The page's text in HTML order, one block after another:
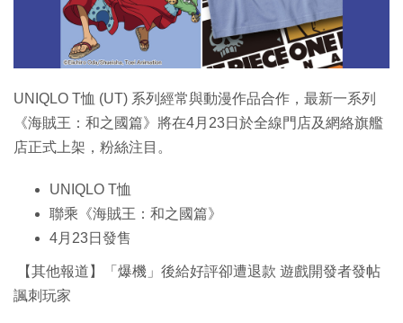
UNIQLO T恤 (UT) 系列經常與動漫作品合作，最新一系列
《海賊王：和之國篇》將在4月23日於全線門店及網絡旗艦
店正式上架，粉絲注目。
UNIQLO T恤
聯乘《海賊王：和之國篇》
4月23日發售
【其他報道】「爆機」後給好評卻遭退款 遊戲開發者發帖
諷刺玩家